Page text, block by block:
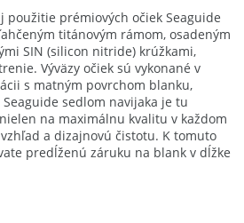
použitie prémiových očiek Seaguide
titánovým rámom, osadeným
SIN (silicon nitride) krúžkami,
Výväzy očiek sú vykonané v
s matným povrchom blanku,
sedlom navijaka je tu
na maximálnu kvalitu v každom
a dizajnovú čistotu. K tomuto
predĺženú záruku na blank v dĺžke